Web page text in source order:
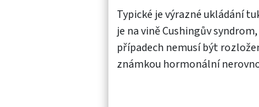
Typické je výrazné ukládání
je na vině Cushingův
případech nemusí být
známkou hormonální